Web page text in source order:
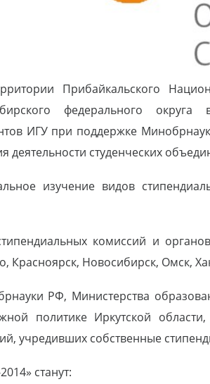
Прибайкальского
федерального округа
ИГУ при поддержке
деятельности студенческих
изучение видов
комиссий и
Красноярск, Новосибирск, Омск,
РФ, Министерства
политике Иркутской
учредивших собственные
станут: